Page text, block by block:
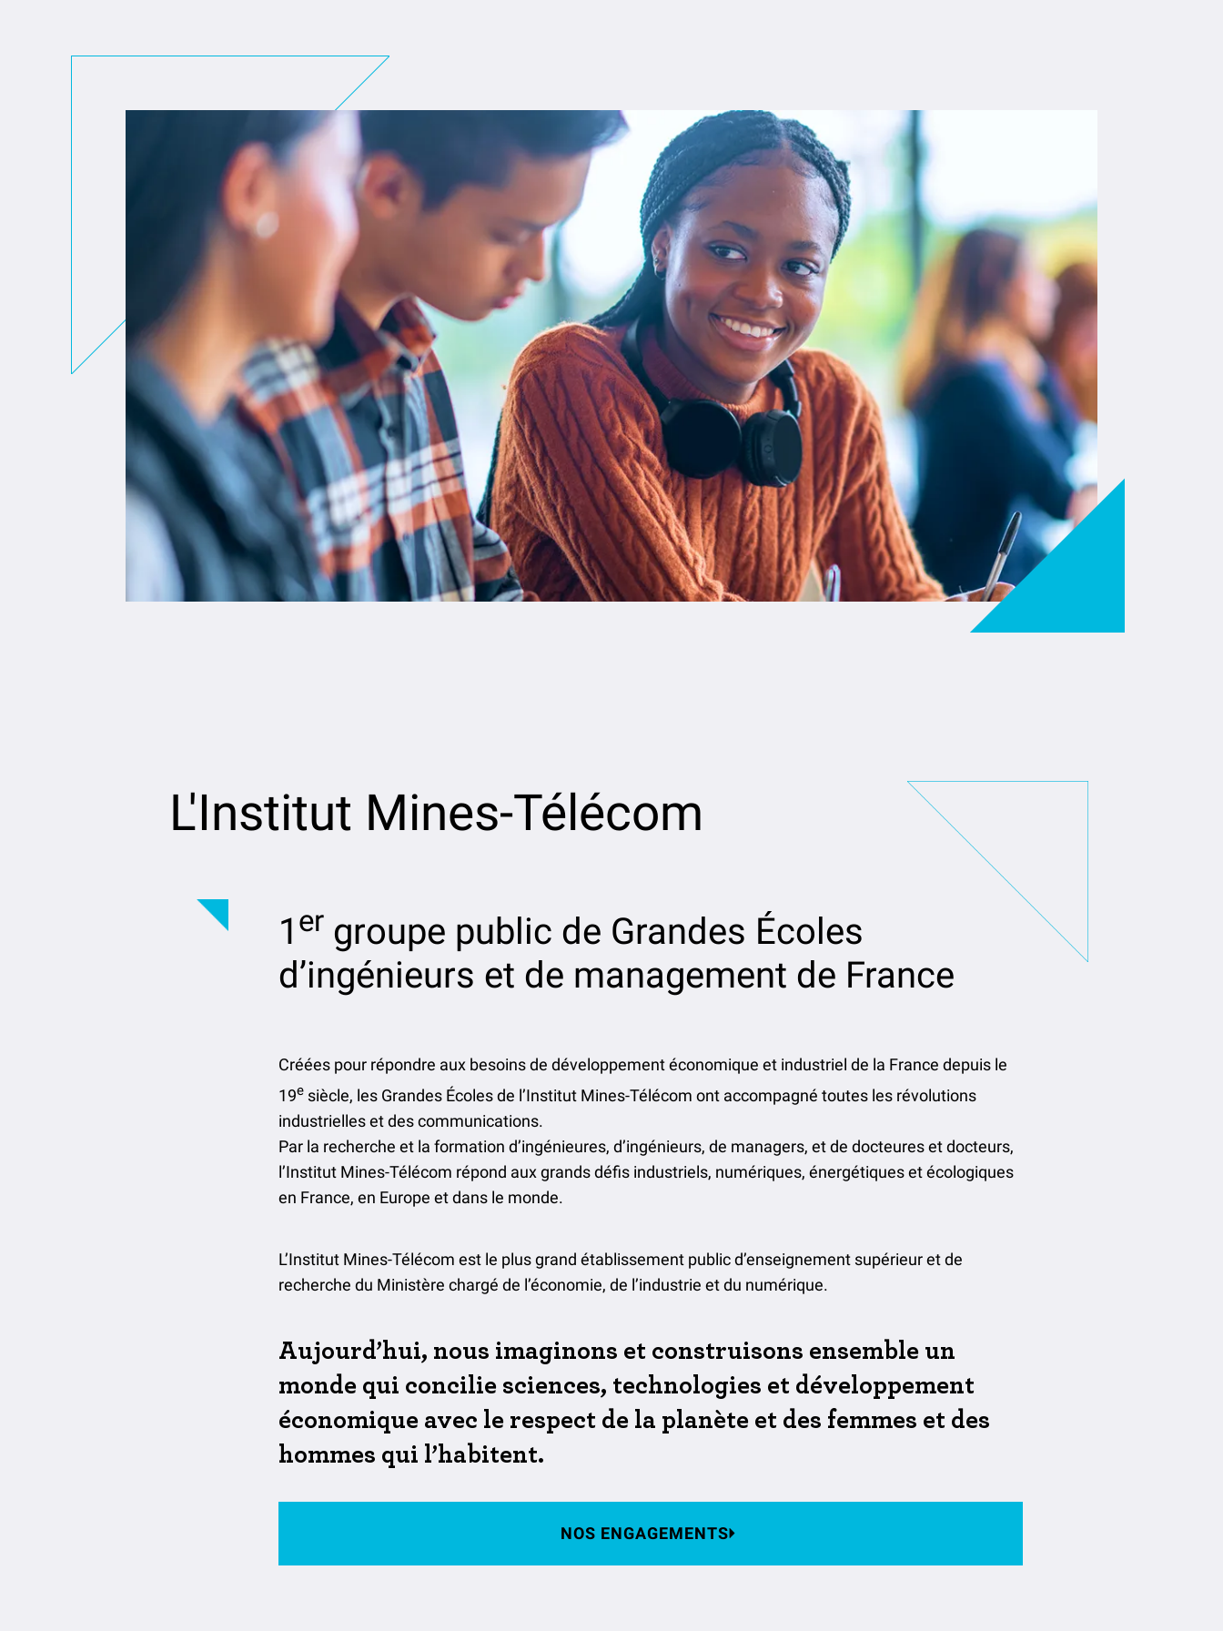
L'Institut Mines-Télécom
1 er groupe public de Grandes Écoles
d’ingénieurs et de management de France
Créées pour répondre aux besoins de développement économique et industriel de la France depuis le
19e siècle, les Grandes Écoles de l’Institut Mines-Télécom ont accompagné toutes les révolutions
industrielles et des communications.
Par la recherche et la formation d’ingénieures, d’ingénieurs, de managers, et de docteures et docteurs,
l’Institut Mines-Télécom répond aux grands défis industriels, numériques, énergétiques et écologiques
en France, en Europe et dans le monde.
L’Institut Mines-Télécom est le plus grand établissement public d’enseignement supérieur et de
recherche du Ministère chargé de l’économie, de l’industrie et du numérique.
Aujourd’hui, nous imaginons et construisons ensemble un
monde qui concilie sciences, technologies et développement
économique avec le respect de la planète et des femmes et des
hommes qui l’habitent.
NOS ENGAGEMENTS